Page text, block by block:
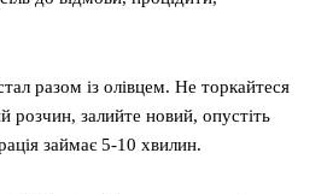
разом із олівцем. Не торкайтеся
розчин, залийте новий, опустіть
займає 5-10 хвилин.